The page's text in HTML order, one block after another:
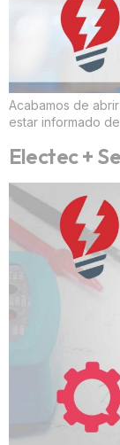
Acabamos de
estar informado
Electec +